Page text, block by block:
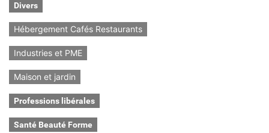
Divers
Hébergement Cafés Restaurants
Industries et PME
Maison et jardin
Professions libérales
Santé Beauté Forme